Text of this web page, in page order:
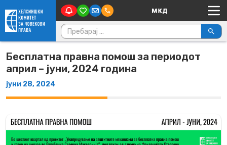
Skip to content Main Navigation
Пребарувај за:
Бесплатна правна помош за периодот
април – јуни, 2024 година
јуни 28, 2024